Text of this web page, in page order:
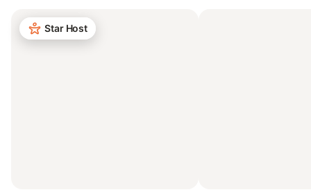
Star Host